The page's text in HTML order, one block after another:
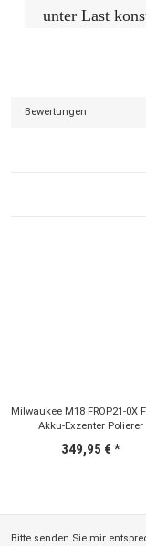
unter Last
Bewertungen
Milwaukee M18 FROP21-0X
Akku-Exzenter Polierer
349,95 € *
Bitte senden Sie mir